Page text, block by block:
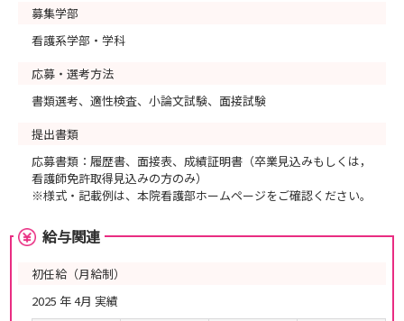
募集学部
看護系学部・学科
応募・選考方法
書類選考、適性検査、小論文試験、面接試験
提出書類
応募書類：履歴書、面接表、成績証明書（卒業見込みもしくは，
看護師免許取得見込みの方のみ）
※様式・記載例は、本院看護部ホームページをご確認ください。
給与関連
初任給（月給制）
2025 年 4月 実績